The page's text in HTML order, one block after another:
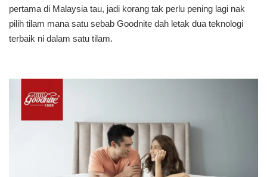
pertama di Malaysia tau, jadi korang tak perlu pening lagi nak
pilih tilam mana satu sebab Goodnite dah letak dua teknologi
terbaik ni dalam satu tilam.